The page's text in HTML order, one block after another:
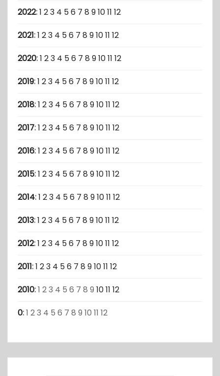
2022:1 23 4 56 7 8 91011 12
2021:1 23 4 56 7 8 91011 12
2020:1 23 4 56 7 8 91011 12
2019:1 23 4 56 7 8 91011 12
2018:1 23 4 56 7 8 91011 12
2017:1 23 4 56 7 8 91011 12
2016:1 23 4 56 7 8 91011 12
2015:1 23 4 56 7 8 91011 12
2014:1 23 4 56 7 8 91011 12
2013:1 23 4 56 7 8 91011 12
2012:1 23 4 56 7 8 91011 12
2011:1 23 4 56 7 8 91011 12
2010:1 23 4 5 6 7 8 9 1011 12
0:1 23 4 5 6 7 8 9 10 11 12